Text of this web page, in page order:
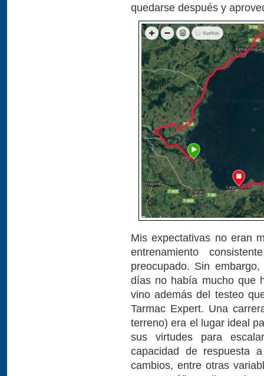
quedarse después y
Mis expectativas no eran
entrenamiento
preocupado. Sin
días no había mucho que
vino además del testeo
Tarmac Expert. Una
terreno) era el lugar ideal
sus virtudes para
capacidad de respuesta
cambios, entre otras